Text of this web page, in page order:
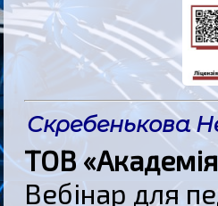
Скребенькова
ТОВ
Вебінар для